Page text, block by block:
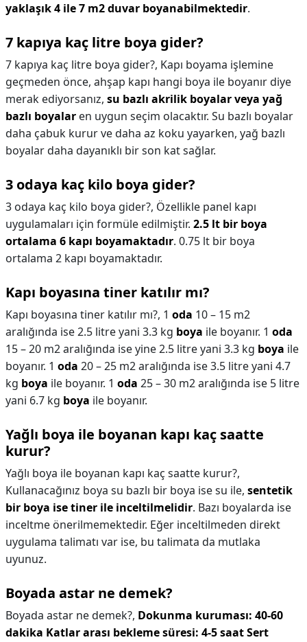
yaklaşık 4 ile 7 m2 duvar boyanabilmektedir.
7 kapıya kaç litre boya gider?
7 kapıya kaç litre boya gider?, Kapı boyama işlemine
geçmeden önce, ahşap kapı hangi boya ile boyanır diye
merak ediyorsanız, su bazlı akrilik boyalar veya yağ
bazlı boyalar en uygun seçim olacaktır. Su bazlı boyalar
daha çabuk kurur ve daha az koku yayarken, yağ bazlı
boyalar daha dayanıklı bir son kat sağlar.
3 odaya kaç kilo boya gider?
3 odaya kaç kilo boya gider?, Özellikle panel kapı
uygulamaları için formüle edilmiştir. 2.5 lt bir boya
ortalama 6 kapı boyamaktadır. 0.75 lt bir boya
ortalama 2 kapı boyamaktadır.
Kapı boyasına tiner katılır mı?
Kapı boyasına tiner katılır mı?, 1 oda 10 – 15 m2
aralığında ise 2.5 litre yani 3.3 kg boya ile boyanır. 1 oda
15 – 20 m2 aralığında ise yine 2.5 litre yani 3.3 kg boya ile
boyanır. 1 oda 20 – 25 m2 aralığında ise 3.5 litre yani 4.7
kg boya ile boyanır. 1 oda 25 – 30 m2 aralığında ise 5 litre
yani 6.7 kg boya ile boyanır.
Yağlı boya ile boyanan kapı kaç saatte
kurur?
Yağlı boya ile boyanan kapı kaç saatte kurur?,
Kullanacağınız boya su bazlı bir boya ise su ile, sentetik
bir boya ise tiner ile inceltilmelidir. Bazı boyalarda ise
inceltme önerilmemektedir. Eğer inceltilmeden direkt
uygulama talimatı var ise, bu talimata da mutlaka
uyunuz.
Boyada astar ne demek?
Boyada astar ne demek?, Dokunma kuruması: 40-60
dakika Katlar arası bekleme süresi: 4-5 saat Sert